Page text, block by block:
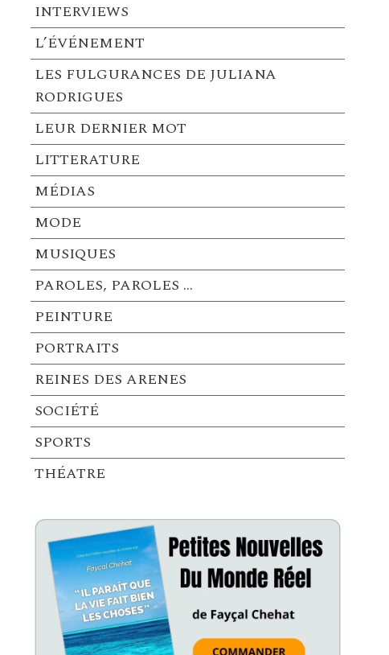
INTERVIEWS
L’ÉVÉNEMENT
LES FULGURANCES DE JULIANA
RODRIGUES
LEUR DERNIER MOT
LITTERATURE
MÉDIAS
MODE
MUSIQUES
PAROLES, PAROLES …
PEINTURE
PORTRAITS
REINES DES ARENES
SOCIÉTÉ
SPORTS
THÉATRE